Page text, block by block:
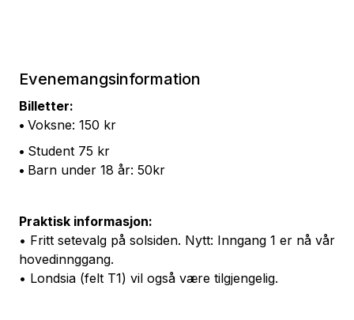
Evenemangsinformation
Billetter:
• Voksne: 150 kr
• Student 75 kr
• Barn under 18 år: 50kr
Praktisk informasjon:
• Fritt setevalg på solsiden. Nytt: Inngang 1 er nå vår
hovedinnggang.
• Londsia (felt T1) vil også være tilgjengelig.